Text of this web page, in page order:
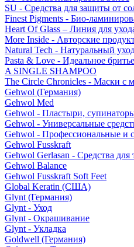
SU - Средства для защиты от
Finest Pigments - Био-
Heart Of Glass – Линия для
More Inside - Авторские
Natural Tech - Натуральный
Pasta & Love - Идеальное
A SINGLE SHAMPOO
The Circle Chronicles - Маски с
Gehwol (Германия)
Gehwol Med
Gehwol - Пластыри,
Gehwol - Универсальные
Gehwol - Профессиональные и
Gehwol Fusskraft
Gehwol Gerlasan - Средства для
Gehwol Balance
Gehwol Fusskraft Soft Feet
Global Keratin (США)
Glynt (Германия)
Glynt - Уход
Glynt - Окрашивание
Glynt - Укладка
Goldwell (Германия)